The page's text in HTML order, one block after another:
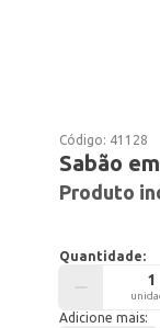
Código: 41128
Sabão
Produto
Quantidade:
Adicione mais: